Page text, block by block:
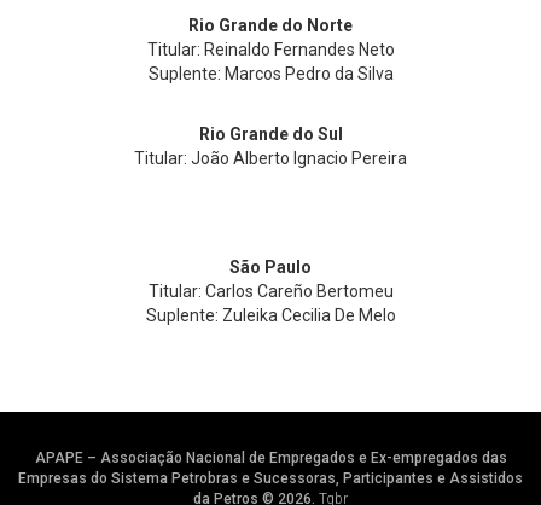
Rio Grande do Norte
Titular: Reinaldo Fernandes Neto
Suplente: Marcos Pedro da Silva
Rio Grande do Sul
Titular: João Alberto Ignacio Pereira
São Paulo
Titular: Carlos Careño Bertomeu
Suplente: Zuleika Cecilia De Melo
APAPE – Associação Nacional de Empregados e Ex-empregados das
Empresas do Sistema Petrobras e Sucessoras, Participantes e Assistidos
da Petros © 2026. Tgbr